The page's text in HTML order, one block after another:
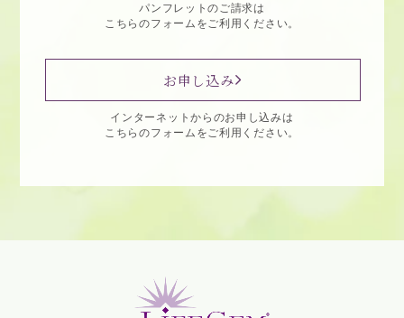
パンフレットのご請求は
こちらのフォームをご利用ください。
お申し込み
インターネットからのお申し込みは
こちらのフォームをご利用ください。